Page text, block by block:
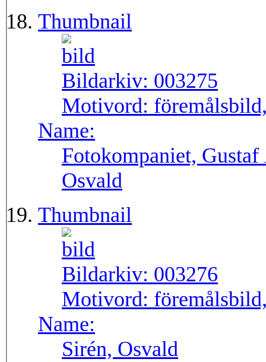
Thumbnail
Bildarkiv: 003275
Motivord:
Name:
Fotokompaniet,
Osvald
Thumbnail
Bildarkiv: 003276
Motivord:
Name:
Sirén, Osvald